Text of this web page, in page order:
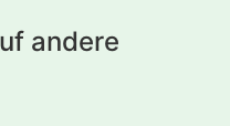
andere